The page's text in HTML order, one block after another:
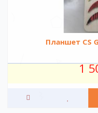
Планшет CS
1